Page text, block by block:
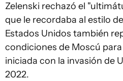
Zelenski rechazó el
que le recordaba al estilo
Estados Unidos también
condiciones de Moscú
iniciada con la invasión de
2022.